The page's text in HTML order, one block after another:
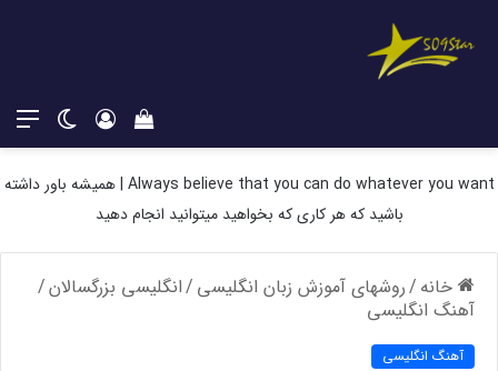
تغییر
پوسته
ورود دیدن
سبد
خرید
Always believe that you can do whatever you want | همیشه باور داشته
باشید که هر کاری که بخواهید میتوانید انجام دهید
خانه /روشهای آموزش زبان انگلیسی /انگلیسی بزرگسالان/
آهنگ انگلیسی
آهنگ انگلیسی